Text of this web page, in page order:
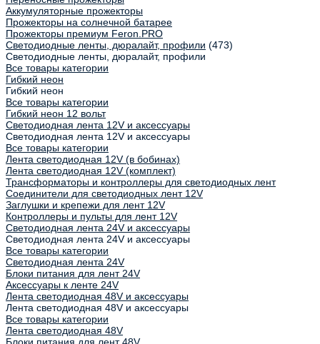
Аккумуляторные прожекторы
Прожекторы на солнечной батарее
Прожекторы премиум Feron.PRO
Светодиодные ленты, дюралайт, профили (473)
Светодиодные ленты, дюралайт, профили
Все товары категории
Гибкий неон
Гибкий неон
Все товары категории
Гибкий неон 12 вольт
Светодиодная лента 12V и аксессуары
Светодиодная лента 12V и аксессуары
Все товары категории
Лента светодиодная 12V (в бобинах)
Лента светодиодная 12V (комплект)
Трансформаторы и контроллеры для светодиодных лент
Соединители для светодиодных лент 12V
Заглушки и крепежи для лент 12V
Контроллеры и пульты для лент 12V
Светодиодная лента 24V и аксессуары
Светодиодная лента 24V и аксессуары
Все товары категории
Светодиодная лента 24V
Блоки питания для лент 24V
Аксессуары к ленте 24V
Лента светодиодная 48V и аксессуары
Лента светодиодная 48V и аксессуары
Все товары категории
Лента светодиодная 48V